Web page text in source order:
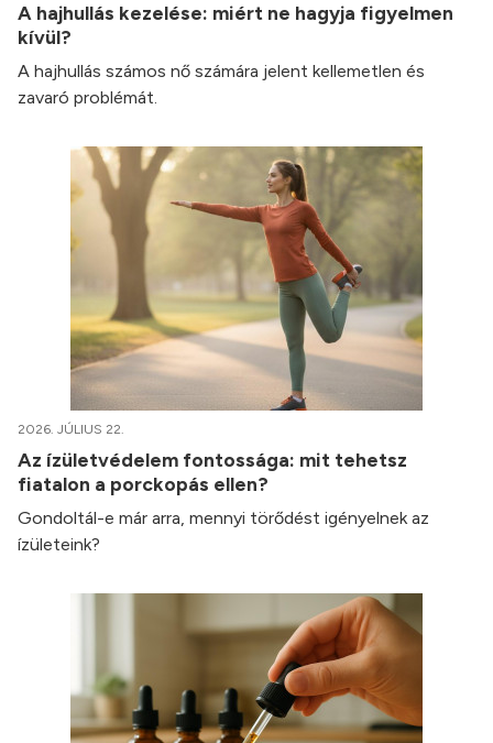
A hajhullás kezelése: miért ne hagyja figyelmen
kívül?
A hajhullás számos nő számára jelent kellemetlen és
zavaró problémát.
2026. JÚLIUS 22.
Az ízületvédelem fontossága: mit tehetsz
fiatalon a porckopás ellen?
Gondoltál-e már arra, mennyi törődést igényelnek az
ízületeink?